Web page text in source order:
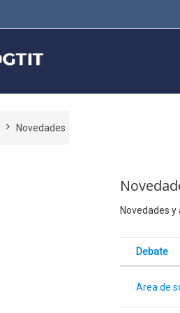
Novedades
Novedades y
Estado
Debate
Area de